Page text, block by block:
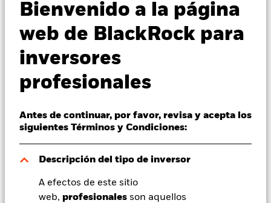
Bienvenido a la página
web de BlackRock para
inversores
profesionales
Antes de continuar, por favor, revisa y acepta los
siguientes Términos y Condiciones:
Descripción del tipo de inversor
A efectos de este sitio
web, profesionales son aquellos
Perspectivas
Visión de mercado
Educación
Profesionales
España
Change location
BlackRock
Fund
Valor liquidativo a 07 ago 2026
SGD 13,37
SGD 0,01 (0,07%)